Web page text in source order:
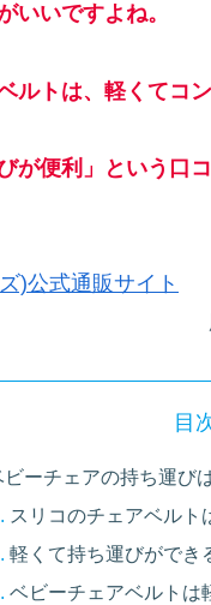
いいですよね。
ルトは、軽くてコ
が便利」という口
)公式通販サイト
目
ビーチェアの持ち運び
スリコのチェアベルト
軽くて持ち運びができ
ベビーチェアベルトは